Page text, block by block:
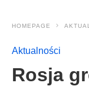
HOMEPAGE
Aktualności
Rosja